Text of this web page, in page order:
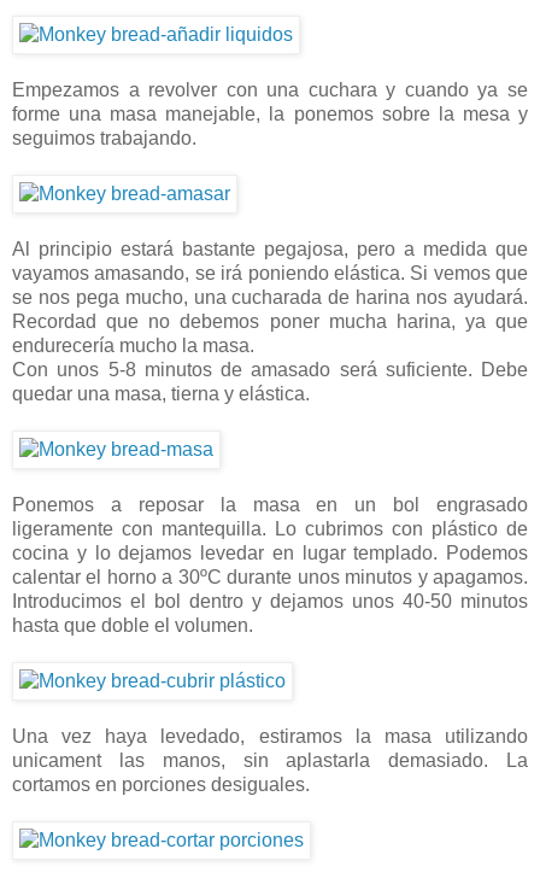
Empezamos a revolver con una cuchara y cuando ya se
forme una masa manejable, la ponemos sobre la mesa y
seguimos trabajando.
Al principio estará bastante pegajosa, pero a medida que
vayamos amasando, se irá poniendo elástica. Si vemos que
se nos pega mucho, una cucharada de harina nos ayudará.
Recordad que no debemos poner mucha harina, ya que
endurecería mucho la masa.
Con unos 5-8 minutos de amasado será suficiente. Debe
quedar una masa, tierna y elástica.
Ponemos a reposar la masa en un bol engrasado
ligeramente con mantequilla. Lo cubrimos con plástico de
cocina y lo dejamos levedar en lugar templado. Podemos
calentar el horno a 30ºC durante unos minutos y apagamos.
Introducimos el bol dentro y dejamos unos 40-50 minutos
hasta que doble el volumen.
Una vez haya levedado, estiramos la masa utilizando
unicament las manos, sin aplastarla demasiado. La
cortamos en porciones desiguales.